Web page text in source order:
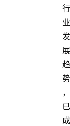
行
业
发
展
趋
势
，
已
成